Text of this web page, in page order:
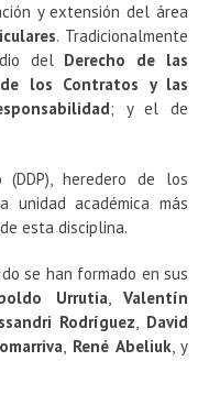
Estudiantes
Funcionarios
y extensión del área
. Tradicionalmente
del Derecho de las
de los Contratos y las
; y el de
(DDP), heredero de los
unidad académica más
esta disciplina.
se han formado en sus
Urrutia,Valentín
Rodríguez, David
, René Abeliuk, y